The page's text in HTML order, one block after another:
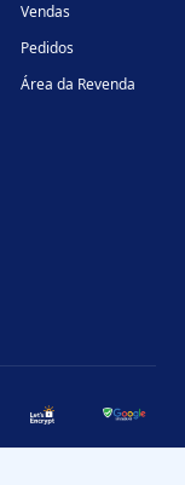
Vendas
Pedidos
Área da Revenda